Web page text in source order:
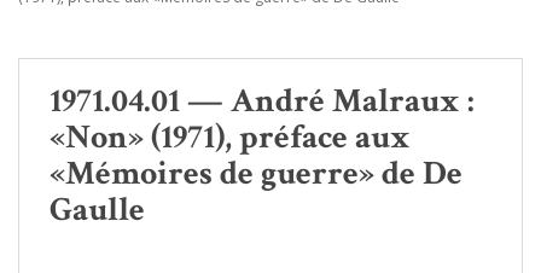
1971.04.01 — André Malraux :
«Non» (1971), préface aux
«Mémoires de guerre» de De
Gaulle